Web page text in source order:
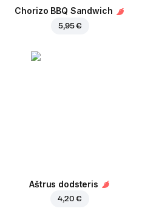
Chorizo BBQ Sandwich
5,95 €
Aštrus dodsteris
4,20 €